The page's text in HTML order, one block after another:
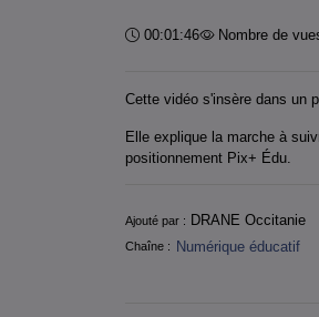
Durée :
00:01:46 Nombre de
Cette vidéo s'insère dans un
Elle explique la marche à
positionnement Pix+ Édu.
Informations
Ajouté par : DRANE Occitanie
Chaîne : Numérique éducatif